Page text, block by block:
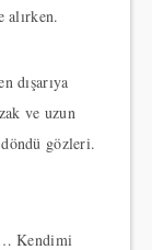
alırken.
dışarıya
ve uzun
gözleri.
Kendimi